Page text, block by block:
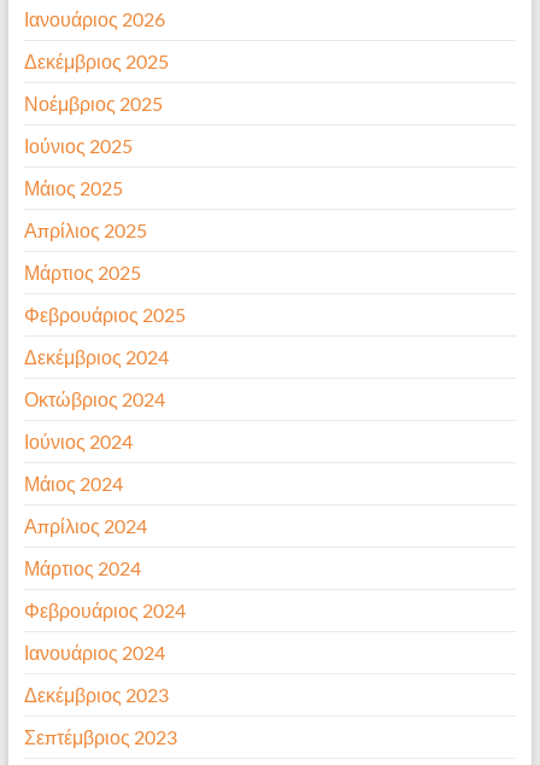
Ιανουάριος 2026
Δεκέμβριος 2025
Νοέμβριος 2025
Ιούνιος 2025
Μάιος 2025
Απρίλιος 2025
Μάρτιος 2025
Φεβρουάριος 2025
Δεκέμβριος 2024
Οκτώβριος 2024
Ιούνιος 2024
Μάιος 2024
Απρίλιος 2024
Μάρτιος 2024
Φεβρουάριος 2024
Ιανουάριος 2024
Δεκέμβριος 2023
Σεπτέμβριος 2023